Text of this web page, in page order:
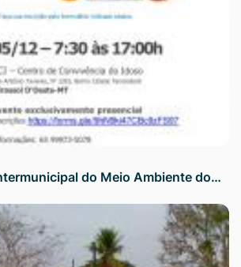
do Meio Ambiente do…